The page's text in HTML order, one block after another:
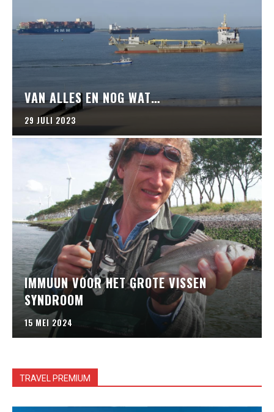
VAN ALLES EN NOG WAT…
29 JULI 2023
IMMUUN VOOR HET GROTE VISSEN
SYNDROOM
15 MEI 2024
TRAVEL PREMIUM